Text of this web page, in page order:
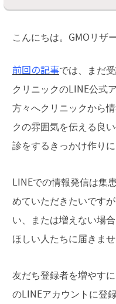
こんにちは。GMOリザ
前回の記事では、まだ
クリニックのLINE公式
方々へクリニックから
クの雰囲気を伝える良
診をするきっかけ作り
LINEでの情報発信は集
めていただきたいです
い、または増えない場
ほしい人たちに届きませ
友だち登録者を増やす
のLINEアカウントに登